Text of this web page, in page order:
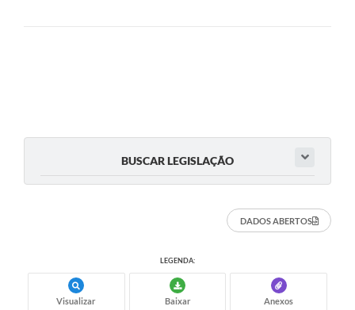
BUSCAR LEGISLAÇÃO
DADOS ABERTOS
LEGENDA:
Visualizar Baixar Anexos